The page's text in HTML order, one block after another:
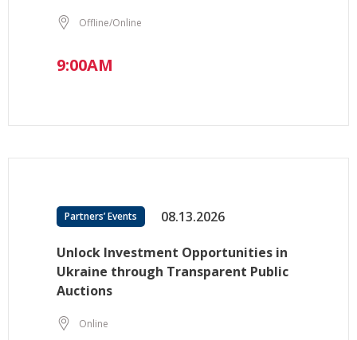
Offline/Online
9:00AM
Partners’ Events 08.13.2026
Unlock Investment Opportunities in
Ukraine through Transparent Public
Auctions
Online